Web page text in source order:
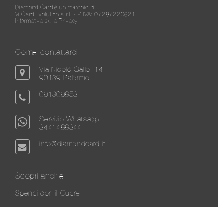
Diamond Card è un marchio di
Vi.Card Evolution s.r.l. - P.IVA: 07287220821
Informativa sulla Privacy
Come contattarci
Via Nicolò Gallo, 14
90139 Palermo
091309853
Servizio Whatsapp
3441488344
info@diamondcard.it
Scopri anche
Spendi con il Cuore